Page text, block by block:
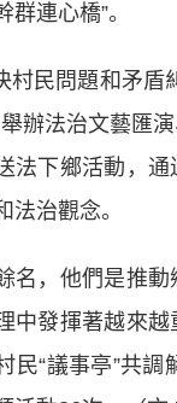
連心橋”。
民問題和矛盾
辦法治文藝匯
法下鄉活動，
治觀念。
，他們是推動
中發揮著越來
民“議事亭”共